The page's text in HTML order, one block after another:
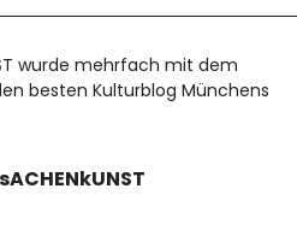
wurde mehrfach mit dem
besten Kulturblog Münchens